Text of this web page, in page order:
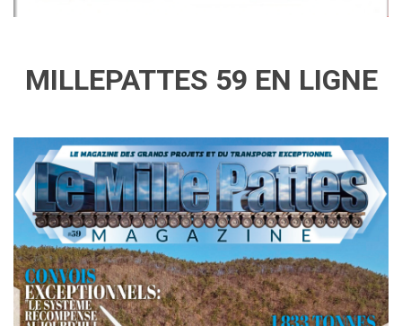
MILLEPATTES 59 EN LIGNE